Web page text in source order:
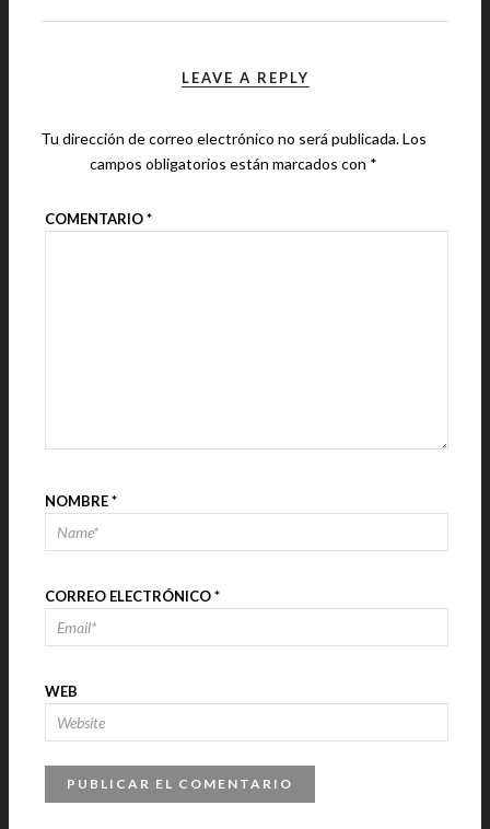
LEAVE A REPLY
Tu dirección de correo electrónico no será publicada.Los
campos obligatorios están marcados con *
COMENTARIO*
NOMBRE*
CORREO ELECTRÓNICO*
WEB